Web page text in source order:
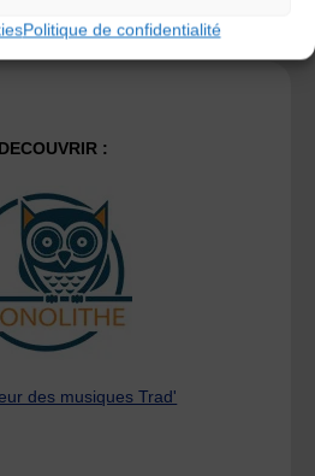
Politique de confidentialité
:
des musiques Trad'